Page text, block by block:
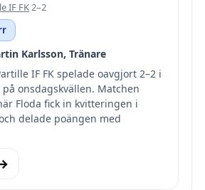
IF FK2–2
Karlsson, Tränare
IF FK spelade oavgjort 2–2 i
onsdagskvällen. Matchen
Floda fick in kvitteringen i
delade poängen med